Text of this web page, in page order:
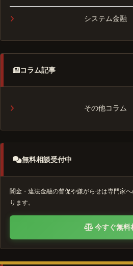
システム金融
コラム記事
その他コラム
無料相談受付中
闇金・違法金融の督促や嫌がらせは専門家
ります。
今すぐ無料